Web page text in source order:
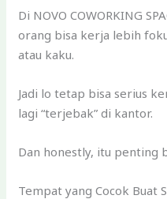
Di NOVO COWORKING
orang bisa kerja lebih
atau kaku.
Jadi lo tetap bisa serius
lagi “terjebak” di kantor.
Dan honestly, itu penting
Tempat yang Cocok Buat